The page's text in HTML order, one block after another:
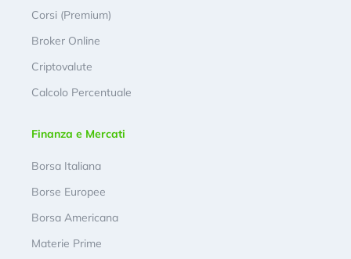
Corsi (Premium)
Broker Online
Criptovalute
Calcolo Percentuale
Finanza e Mercati
Borsa Italiana
Borse Europee
Borsa Americana
Materie Prime